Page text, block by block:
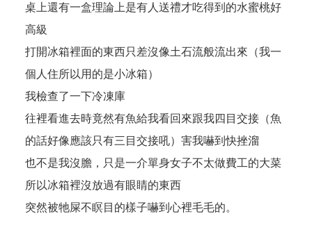
桌上還有一盒理論上是有人送禮才吃得到的水蜜桃好
高級
打開冰箱裡面的東西只差沒像土石流般流出來（我一
個人住所以用的是小冰箱）
我檢查了一下冷凍庫
往裡看進去時竟然有魚給我看回來跟我四目交接（魚
的話好像應該只有三目交接吼）害我嚇到快挫溜
也不是我沒膽，只是一介單身女子不太做費工的大菜
所以冰箱裡沒放過有眼睛的東西
突然被牠屎不瞑目的樣子嚇到心裡毛毛的。